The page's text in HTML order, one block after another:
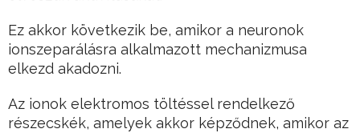
Ez akkor következik be, amikor a neuronok
ionszeparálásra alkalmazott mechanizmusa
elkezd akadozni.
Az ionok elektromos töltéssel rendelkező
részecskék, amelyek akkor képződnek, amikor az